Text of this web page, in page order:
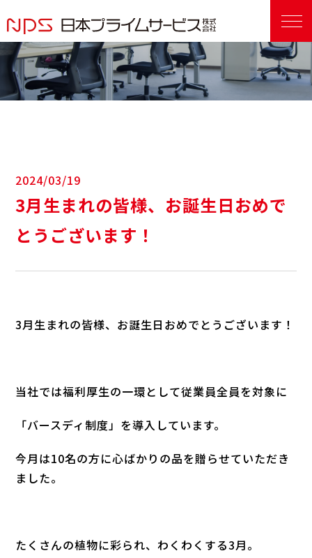
2024/03/19
3月生まれの皆様、お誕生日おめで
とうございます！
3月生まれの皆様、お誕生日おめでとうございます！
当社では福利厚生の一環として従業員全員を対象に
「バースディ制度」を導入しています。
今月は10名の方に心ばかりの品を贈らせていただき
ました。
たくさんの植物に彩られ、わくわくする3月。